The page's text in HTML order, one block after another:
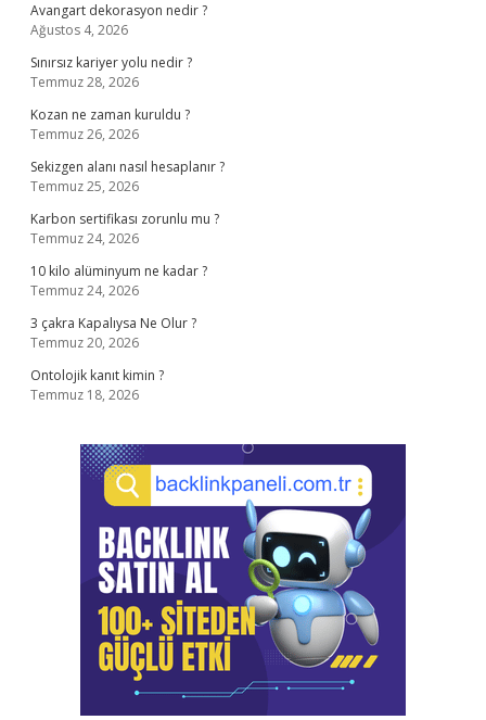
Avangart dekorasyon nedir ?
Ağustos 4, 2026
Sınırsız kariyer yolu nedir ?
Temmuz 28, 2026
Kozan ne zaman kuruldu ?
Temmuz 26, 2026
Sekizgen alanı nasıl hesaplanır ?
Temmuz 25, 2026
Karbon sertifikası zorunlu mu ?
Temmuz 24, 2026
10 kilo alüminyum ne kadar ?
Temmuz 24, 2026
3 çakra Kapalıysa Ne Olur ?
Temmuz 20, 2026
Ontolojik kanıt kimin ?
Temmuz 18, 2026